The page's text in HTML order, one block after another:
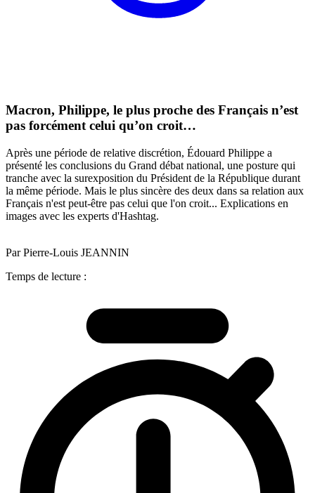
Macron, Philippe, le plus proche des Français n’est
pas forcément celui qu’on croit…
Après une période de relative discrétion, Édouard Philippe a
présenté les conclusions du Grand débat national, une posture qui
tranche avec la surexposition du Président de la République durant
la même période. Mais le plus sincère des deux dans sa relation aux
Français n'est peut-être pas celui que l'on croit... Explications en
images avec les experts d'Hashtag.
Par Pierre-Louis JEANNIN
Temps de lecture :